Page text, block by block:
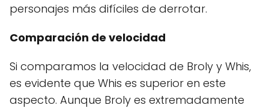
personajes más difíciles de derrotar.
Comparación de velocidad
Si comparamos la velocidad de Broly y Whis,
es evidente que Whis es superior en este
aspecto. Aunque Broly es extremadamente